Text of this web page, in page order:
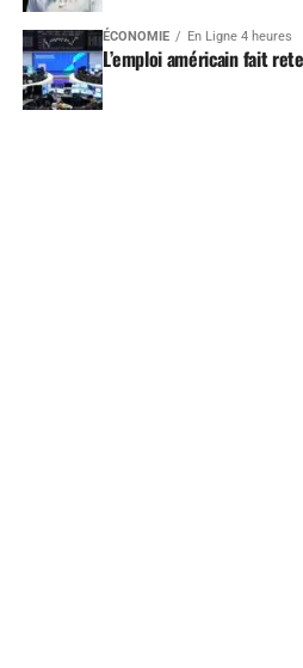
ÉCONOMIE En Ligne 4 heures
L’emploi américain fait